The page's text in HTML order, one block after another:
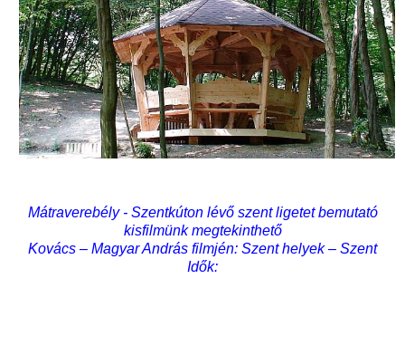
Mátraverebély - Szentkúton lévő szent ligetet bemutató
kisfilmünk megtekinthető
Kovács – Magyar András filmjén: Szent helyek – Szent
Idők: